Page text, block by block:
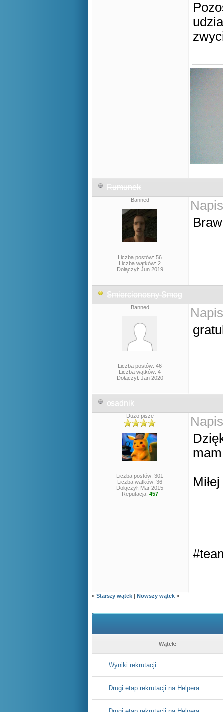
Rumunek
Banned
Liczba postów: 56
Liczba wątków: 2
Dołączył: Jun 2019
Smiercionosny Smog
Banned
Liczba postów: 46
Liczba wątków: 4
Dołączył: Jan 2020
osadnik
Dużo pisze
Liczba postów: 301
Liczba wątków: 36
Dołączył: Mar 2015
Reputacja: 457
« Starszy wątek | Nowszy wątek »
Wątek:
Wyniki rekrutacji
Drugi etap rekrutacji na Helpera